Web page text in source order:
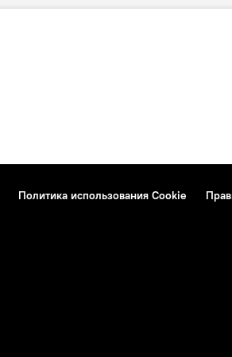
Политика использования Cookie